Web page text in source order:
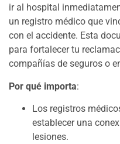
ir al hospital
un registro médico que
con el accidente. Esta
para fortalecer tu
compañías de seguros o
Por qué importa:
Los registros
establecer una
lesiones.